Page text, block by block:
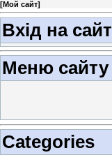
[Мой сайт]
Вхід на сайт
Меню сайту
Categories